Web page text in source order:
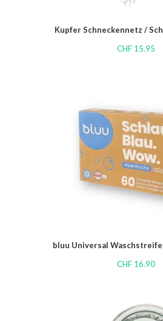
Kupfer Schneckennetz /
CHF15.95
bluu Universal
CHF16.90